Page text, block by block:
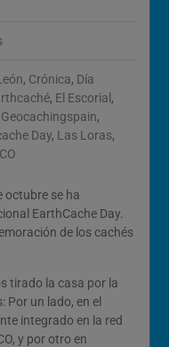
, Crónica, Día
, El Escorial ,
Geocachingspain,
Day, Las Loras,
octubre se ha
EarthCache Day.
de los cachés
tirado la casa por la
un lado, en el
integrado en la red
y por otro en